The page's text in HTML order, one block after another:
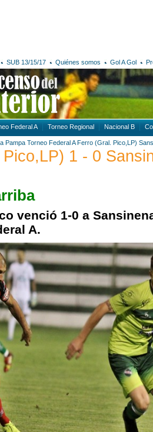
SUB 13/15/17 Quiénes somos Gol A Gol
Federal A Torneo Regional Nacional B
Pampa Torneo Federal A Ferro (Gral. Pico,LP)
1 - 0
venció 1-0 a
A.